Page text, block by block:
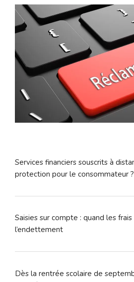
Services financiers souscrits à
protection pour le consommateur ?
Saisies sur compte : quand les
l’endettement
Dès la rentrée scolaire de